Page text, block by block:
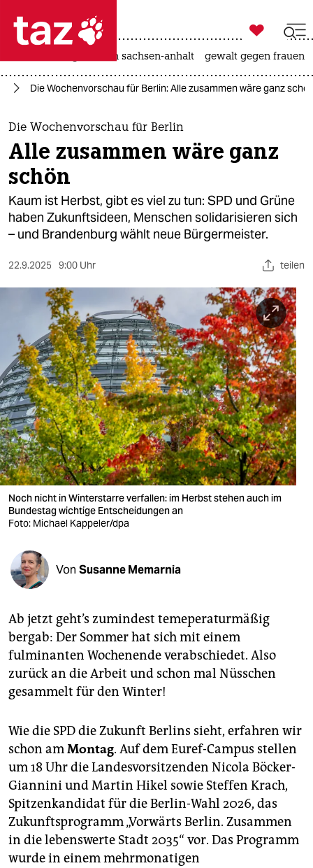
 taz zahl ich
taz zahl ich
themen
politik
öko
gesellschaft
sport
nord
wahrheit
verlag
verlag
veranstaltungen
shop
fragen & hilfe
unterstützen
abo
epaper login

taz zahl ich
landtagswahl in sachsen-anhalt gewalt gegen frauen
Die Wochenvorschau für Berlin: Alle zusammen wäre ganz
Die Wochenvorschau für Berlin
Alle zusammen wäre ganz
schön
Kaum ist Herbst, gibt es viel zu tun: SPD und Grüne
haben Zukunftsideen, Menschen solidarisieren sich
– und Brandenburg wählt neue Bürgermeister.
22.9.2025 9:00 Uhr teilen
Noch nicht in Winterstarre verfallen: im Herbst stehen auch im
Bundestag wichtige Entscheidungen an
Foto: Michael Kappeler/dpa
Von Susanne Memarnia
Ab jetzt geht’s zumindest temeperaturmäßig
bergab: Der Sommer hat sich mit einem
fulminanten Wochenende verabschiedet. Also
zurück an die Arbeit und schon mal Nüsschen
gesammelt für den Winter!
Wie die SPD die Zukunft Berlins sieht, erfahren wir
schon amMontag. Auf dem Euref-Campus stellen
um 18 Uhr die Landesvorsitzenden Nicola Böcker-
Giannini und Martin Hikel sowie Steffen Krach,
Spitzenkandidat für die Berlin-Wahl 2026, das
Zukunftsprogramm „Vorwärts Berlin. Zusammen
in die lebenswerte Stadt 2035“ vor. Das Programm
wurde in einem mehrmonatigen